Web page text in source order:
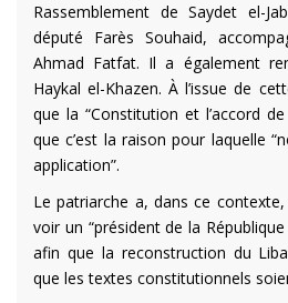
Rassemblement de Saydet el-
député Farès Souhaid,
Ahmad Fatfat. Il a également
Haykal el-Khazen. À l’issue de
que la “Constitution et l’accord
que c’est la raison pour laquelle
application”.
Le patriarche a, dans ce
voir un “président de la
afin que la reconstruction du
que les textes constitutionnels